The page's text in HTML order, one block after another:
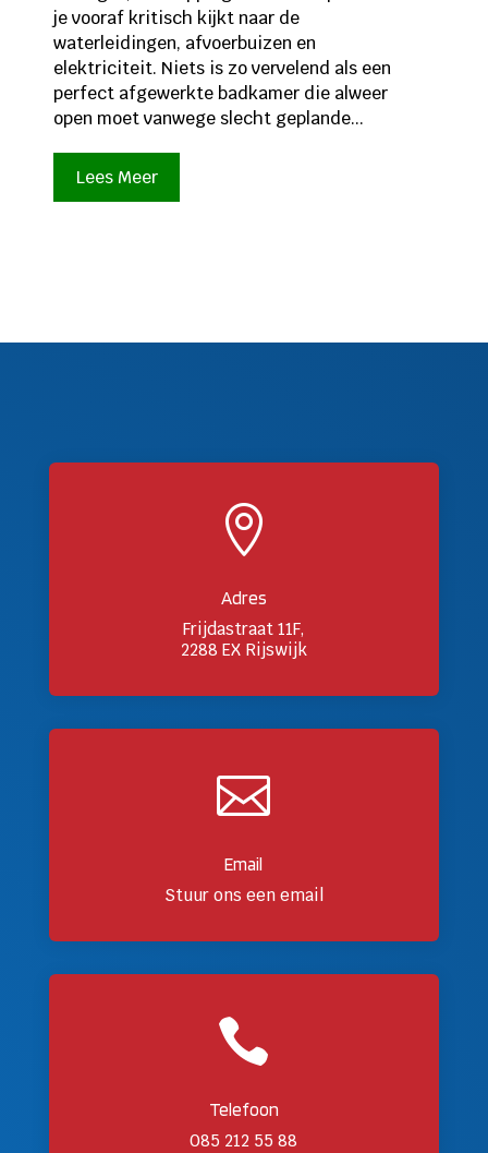
je vooraf kritisch kijkt naar de
waterleidingen, afvoerbuizen en
elektriciteit. Niets is zo vervelend als een
perfect afgewerkte badkamer die alweer
open moet vanwege slecht geplande...
Lees Meer

Adres
Frijdastraat 11F,
2288 EX Rijswijk

Email
Stuur ons een email

Telefoon
085 212 55 88